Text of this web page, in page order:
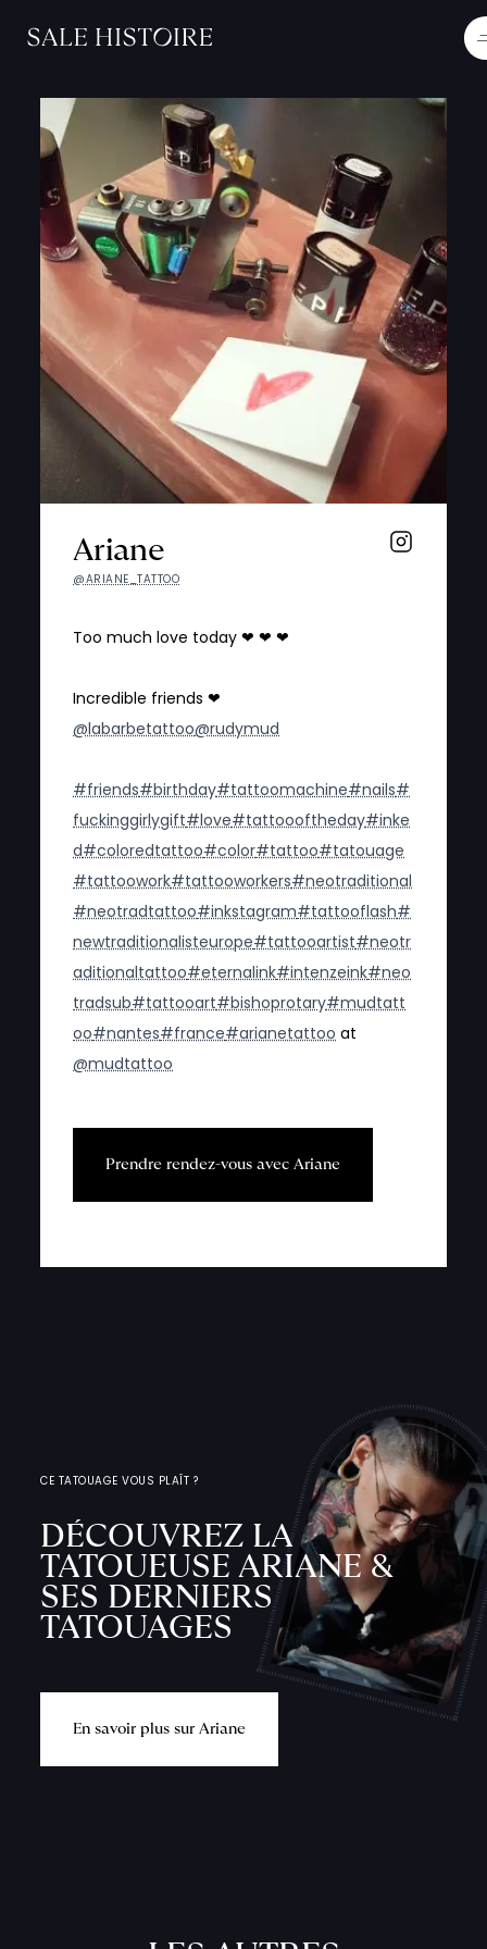
Ariane
@ARIANE_TATTOO
Too much love today ❤ ❤ ❤
Incredible friends ❤
@labarbetattoo@rudymud
#friends#birthday#tattoomachine#nails#
fuckinggirlygift#love#tattoooftheday#inke
d#coloredtattoo#color#tattoo#tatouage
#tattoowork#tattooworkers#neotraditional
#neotradtattoo#inkstagram#tattooflash#
newtraditionalisteurope#tattooartist#neotr
aditionaltattoo#eternalink#intenzeink#neo
tradsub#tattooart#bishoprotary#mudtatt
oo#nantes#france#arianetattoo at
@mudtattoo
Prendre rendez-vous avec Ariane
CE TATOUAGE VOUS PLAÎT ?
DÉCOUVREZ LA
TATOUEUSE ARIANE &
SES DERNIERS
TATOUAGES
En savoir plus sur Ariane